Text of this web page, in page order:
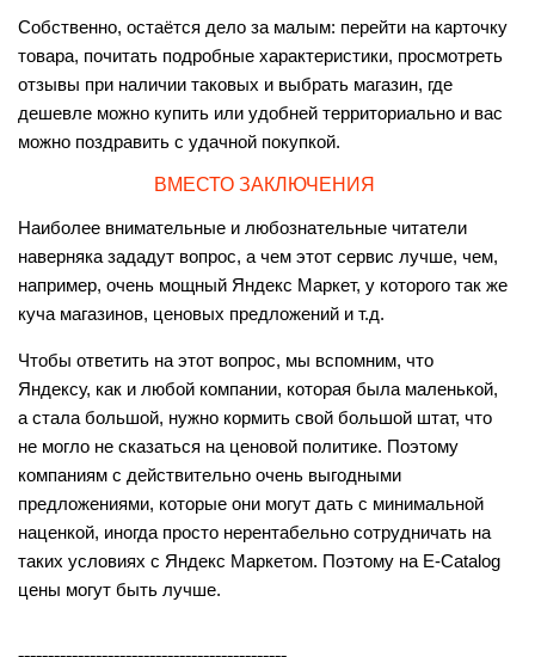
Собственно, остаётся дело за малым: перейти на карточку
товара, почитать подробные характеристики, просмотреть
отзывы при наличии таковых и выбрать магазин, где
дешевле можно купить или удобней территориально и вас
можно поздравить с удачной покупкой.
ВМЕСТО ЗАКЛЮЧЕНИЯ
Наиболее внимательные и любознательные читатели
наверняка зададут вопрос, а чем этот сервис лучше, чем,
например, очень мощный Яндекс Маркет, у которого так же
куча магазинов, ценовых предложений и т.д.
Чтобы ответить на этот вопрос, мы вспомним, что
Яндексу, как и любой компании, которая была маленькой,
а стала большой, нужно кормить свой большой штат, что
не могло не сказаться на ценовой политике. Поэтому
компаниям с действительно очень выгодными
предложениями, которые они могут дать с минимальной
наценкой, иногда просто нерентабельно сотрудничать на
таких условиях с Яндекс Маркетом. Поэтому на E-Catalog
цены могут быть лучше.